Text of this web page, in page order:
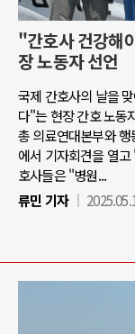
"간호사 건강해
장 노동자 선언
국제 간호사의 날을
다"는 현장 간호 노동
총 의료연대본부와
에서 기자회견을 열
호사들은 "병원...
류민 기자